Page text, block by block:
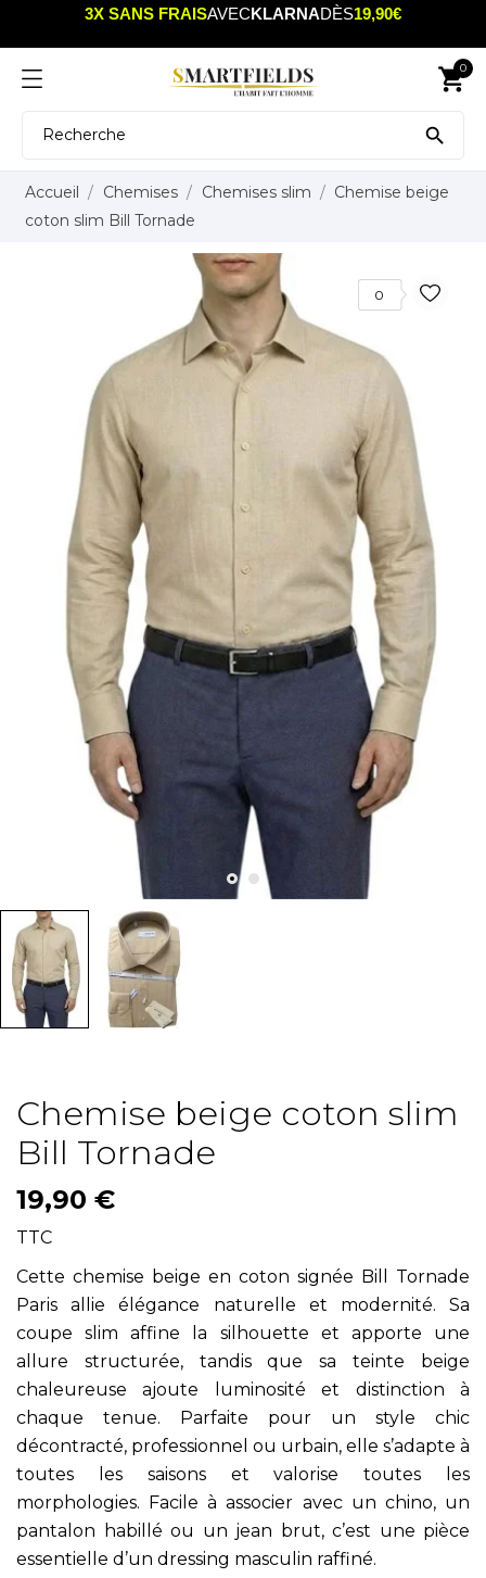
3X SANS FRAISAVECKLARNADÈS19,90€
shopping_cart
0

Accueil Chemises Chemises slim
Chemise beige
coton slim Bill Tornade
0
Chemise beige coton slim
Bill Tornade
19,90 €
TTC
Cette chemise beige en coton signée Bill Tornade
Paris allie élégance naturelle et modernité. Sa
coupe slim affine la silhouette et apporte une
allure structurée, tandis que sa teinte beige
chaleureuse ajoute luminosité et distinction à
chaque tenue. Parfaite pour un style chic
décontracté, professionnel ou urbain, elle s’adapte à
toutes les saisons et valorise toutes les
morphologies. Facile à associer avec un chino, un
pantalon habillé ou un jean brut, c’est une pièce
essentielle d’un dressing masculin raffiné.